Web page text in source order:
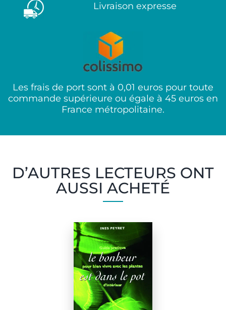
Livraison expresse
Les frais de port sont à 0,01 euros pour toute
commande supérieure ou égale à 45 euros en
France métropolitaine.
D’AUTRES LECTEURS ONT
AUSSI ACHETÉ